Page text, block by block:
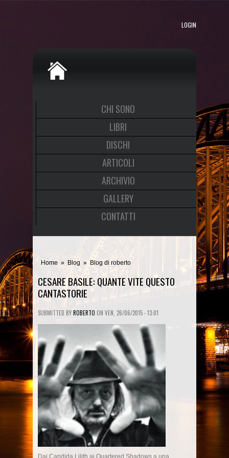
LOGIN
CHI SONO
LIBRI
DISCHI
ARTICOLI
ARCHIVIO
GALLERY
CONTATTI
Home » Blog » Blog di roberto
CESARE BASILE: QUANTE VITE QUESTO
CANTASTORIE
SUBMITTED BYROBERTO ON VEN, 26/06/2015 - 13:01
Dai Candida Lilith ai Quartered Shadows a una